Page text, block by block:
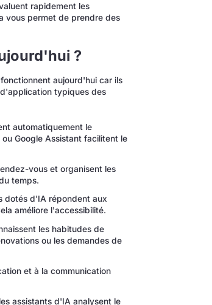
rapidement les
vous permet de prendre des
?
aujourd'hui car ils
typiques des
automatiquement le
Google Assistant facilitent le
vous et organisent les
temps.
dotés d'IA répondent aux
améliore l'accessibilité.
les habitudes de
ou les demandes de
et à la communication
assistants d'IA analysent le